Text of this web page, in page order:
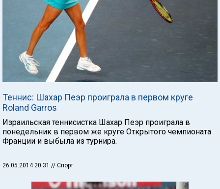
Теннис: Шахар Пеэр проиграла в первом круге
Roland Garros
Израильская теннисистка Шахар Пеэр проиграла в
понедельник в первом же круге Открытого чемпионата
Франции и выбыла из турнира.
26.05.2014 20:31 // Спорт